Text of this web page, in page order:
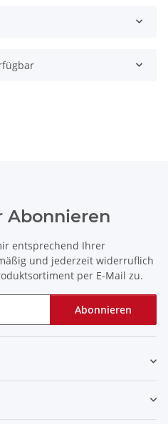
Abonnieren
entsprechend Ihrer
und jederzeit widerruflich
per E-Mail zu.
Abonnieren